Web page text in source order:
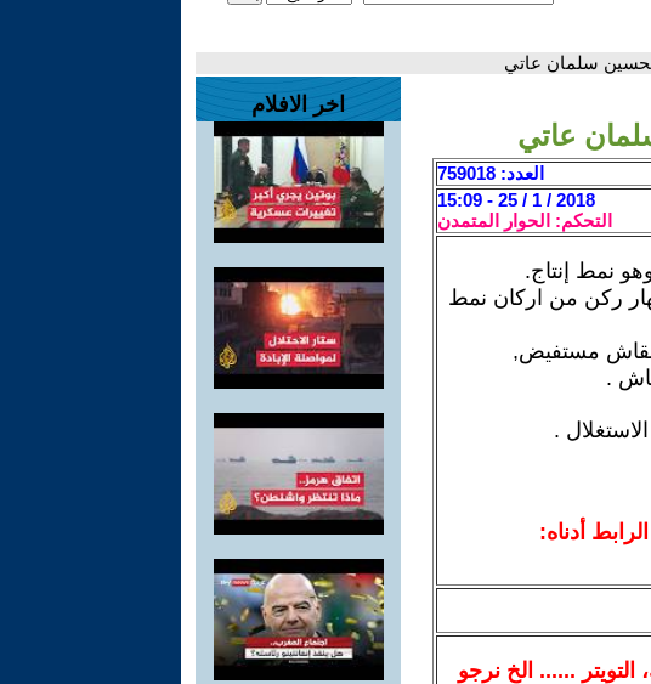
العدد: 759018
2018 / 1 / 25 - 15:09
التحكم: الحوار المتمدن
نمط إنتاج.
ركن من اركان نمط
نقاش مستفيض,
.
أدناه:
، التويتر ...... الخ نرجو
اخر الافلام